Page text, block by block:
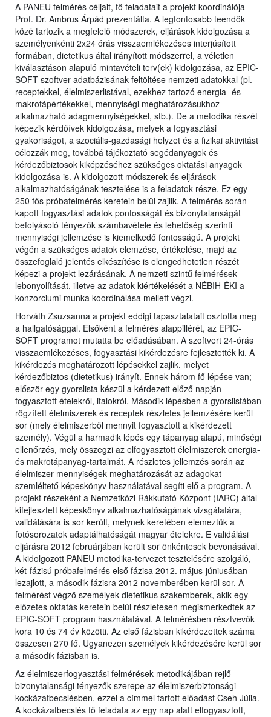
A PANEU felmérés céljait, fő feladatait a projekt koordinálója
Prof. Dr. Ambrus Árpád prezentálta. A legfontosabb teendők
közé tartozik a megfelelő módszerek, eljárások kidolgozása a
személyenkénti 2x24 órás visszaemlékezéses interjúsított
formában, dietetikus által irányított módszerrel, a véletlen
kiválasztáson alapuló mintavételi terv(ek) kidolgozása, az EPIC-
SOFT szoftver adatbázisának feltöltése nemzeti adatokkal (pl.
receptekkel, élelmiszerlistával, ezekhez tartozó energia- és
makrotápértékekkel, mennyiségi meghatározásukhoz
alkalmazható adagmennyiségekkel, stb.). De a metodika részét
képezik kérdőívek kidolgozása, melyek a fogyasztási
gyakoriságot, a szociális-gazdasági helyzet és a fizikai aktivitást
célozzák meg, továbbá tájékoztató segédanyagok és
kérdezőbiztosok kiképzéséhez szükséges oktatási anyagok
kidolgozása is. A kidolgozott módszerek és eljárások
alkalmazhatóságának tesztelése is a feladatok része. Ez egy
250 fős próbafelmérés keretein belül zajlik. A felmérés során
kapott fogyasztási adatok pontosságát és bizonytalanságát
befolyásoló tényezők számbavétele és lehetőség szerinti
mennyiségi jellemzése is kiemelkedő fontosságú. A projekt
végén a szükséges adatok elemzése, értékelése, majd az
összefoglaló jelentés elkészítése is elengedhetetlen részét
képezi a projekt lezárásának. A nemzeti szintű felmérések
lebonyolítását, illetve az adatok kiértékelését a NÉBIH-ÉKI a
konzorciumi munka koordinálása mellett végzi.
Horváth Zsuzsanna a projekt eddigi tapasztalatait osztotta meg
a hallgatósággal. Elsőként a felmérés alappillérét, az EPIC-
SOFT programot mutatta be előadásában. A szoftvert 24-órás
visszaemlékezéses, fogyasztási kikérdezésre fejlesztették ki. A
kikérdezés meghatározott lépésekkel zajlik, melyet
kérdezőbiztos (dietetikus) irányít. Ennek három fő lépése van;
először egy gyorslista készül a kérdezett előző napján
fogyasztott ételekről, italokról. Második lépésben a gyorslistában
rögzített élelmiszerek és receptek részletes jellemzésére kerül
sor (mely élelmiszerből mennyit fogyasztott a kikérdezett
személy). Végül a harmadik lépés egy tápanyag alapú, minőségi
ellenőrzés, mely összegzi az elfogyasztott élelmiszerek energia-
és makrotápanyag-tartalmát. A részletes jellemzés során az
élelmiszer-mennyiségek meghatározását az adagokat
szemléltető képeskönyv használatával segíti elő a program. A
projekt részeként a Nemzetközi Rákkutató Központ (IARC) által
kifejlesztett képeskönyv alkalmazhatóságának vizsgálatára,
validálására is sor került, melynek keretében elemeztük a
fotósorozatok adaptálhatóságát magyar ételekre. E validálási
eljárásra 2012 februárjában került sor önkéntesek bevonásával.
A kidolgozott PANEU metodika-tervezet tesztelésére szolgáló,
két-fázisú próbafelmérés első fázisa 2012. május-júniusában
lezajlott, a második fázisra 2012 novemberében kerül sor. A
felmérést végző személyek dietetikus szakemberek, akik egy
előzetes oktatás keretein belül részletesen megismerkedtek az
EPIC-SOFT program használatával. A felmérésben résztvevők
kora 10 és 74 év közötti. Az első fázisban kikérdezettek száma
összesen 270 fő. Ugyanezen személyek kikérdezésére kerül sor
a második fázisban is.
Az élelmiszerfogyasztási felmérések metodikájában rejlő
bizonytalansági tényezők szerepe az élelmiszerbiztonsági
kockázatbecslésben, ezzel a címmel tartott előadást Cseh Júlia.
A kockázatbecslés fő feladata az egy nap alatt elfogyasztott,